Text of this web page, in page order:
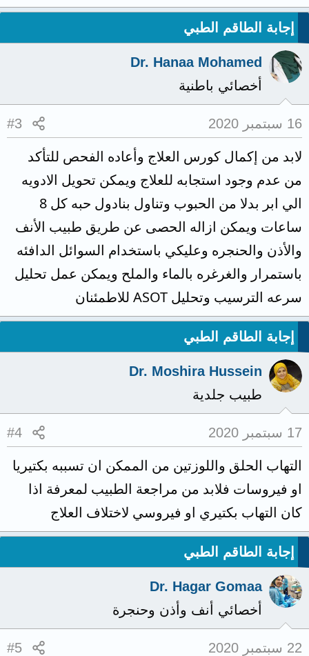
إجابة الطاقم الطبي
Dr. Hanaa Mohamed
أخصائي باطنية
16 سبتمبر 2020 #3
لابد من إكمال كورس العلاج وأعاده الفحص للتأكد
من عدم وجود استجابه للعلاج ويمكن تحويل الادويه
الي ابر بدلا من الحبوب وتناول بنادول حبه كل 8
ساعات ويمكن ازاله الحصى عن طريق طبيب الأنف
والأذن والحنجره وعليكي باستخدام السوائل الدافئه
باستمرار والغرغره بالماء والملح ويمكن عمل تحليل
سرعه الترسيب وتحليل ASOT للاطمئنان
إجابة الطاقم الطبي
Dr. Moshira Hussein
طبيب جلدية
17 سبتمبر 2020 #4
التهاب الحلق واللوزتين من الممكن ان تسببه بكتيريا
او فيروسات فلابد من مراجعة الطبيب لمعرفة اذا
كان التهاب بكتيري او فيروسي لاختلاف العلاج
إجابة الطاقم الطبي
Dr. Hagar Gomaa
أخصائي أنف وأذن وحنجرة
22 سبتمبر 2020 #5